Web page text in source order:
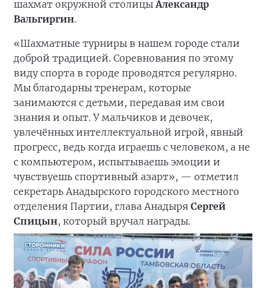
шахмат окружной столицыАлександр
Вальгиргин.
«Шахматные турниры в нашем городе стали
доброй традицией. Соревнования по этому
виду спорта в городе проводятся регулярно.
Мы благодарны тренерам, которые
занимаются с детьми, передавая им свои
знания и опыт. У мальчиков и девочек,
увлечённых интеллектуальной игрой, явный
прогресс, ведь когда играешь с человеком, а не
с компьютером, испытываешь эмоции и
чувствуешь спортивный азарт», — отметил
секретарь Анадырского городского местного
отделения Партии, глава Анадыря Сергей
Спицын, который вручал награды.